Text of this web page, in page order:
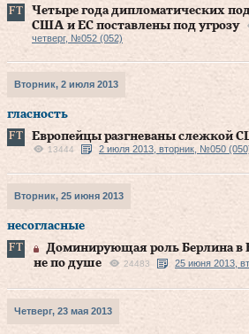
Четыре года дипломатических
США и ЕС поставлены под угрозу
четверг, №052 (052)
Вторник, 2 июля 2013
гласность
Европейцы разгневаны слежкой
13444 2 июля 2013, вторник, №050
Вторник, 25 июня 2013
несогласные
Доминирующая роль Берлина в
не по душе
24483 25 июня 2013,
Четверг, 23 мая 2013